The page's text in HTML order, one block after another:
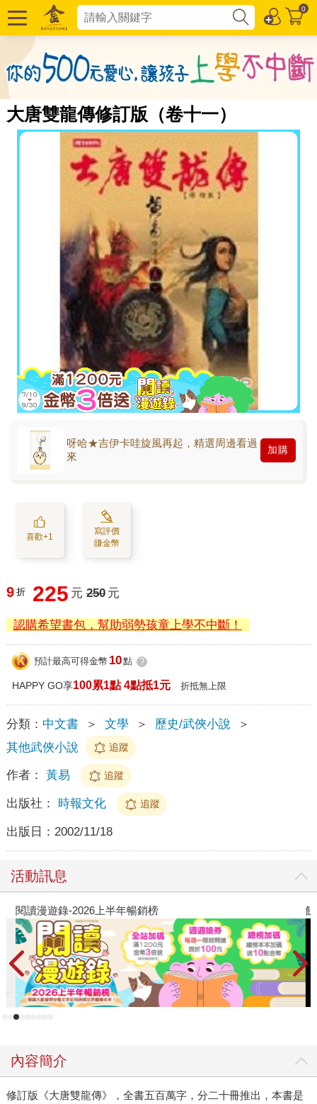
0
大唐雙龍傳修訂版（卷十一）
呀哈★吉伊卡哇旋風再起，精選周邊看過
來
加購
喜歡+1
寫評價
賺金幣
9 折 225 元 250 元
認購希望書包，幫助弱勢孩童上學不中斷！
預計最高可得金幣 10點 ?
HAPPY GO享100累1點 4點抵1元 折抵無上限
分類： 中文書 ＞ 文學 ＞ 歷史/武俠小說
＞
其他武俠小說
追蹤
作者： 黃易 追蹤
出版社： 時報文化 追蹤
出版日： 2002/11/18
活動訊息
閱讀漫遊錄-2026上半年暢銷榜
內容簡介
修訂版《大唐雙龍傳》，全書五百萬字，分二十冊推出，本書是